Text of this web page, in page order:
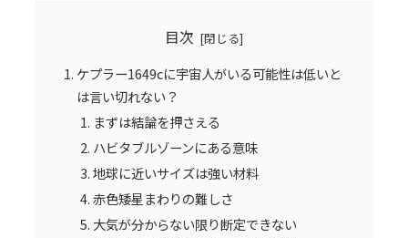
目次
ケプラー1649cに宇宙人がいる可能性は低いと
は言い切れない？
まずは結論を押さえる
ハビタブルゾーンにある意味
地球に近いサイズは強い材料
赤色矮星まわりの難しさ
大気が分からない限り断定できない